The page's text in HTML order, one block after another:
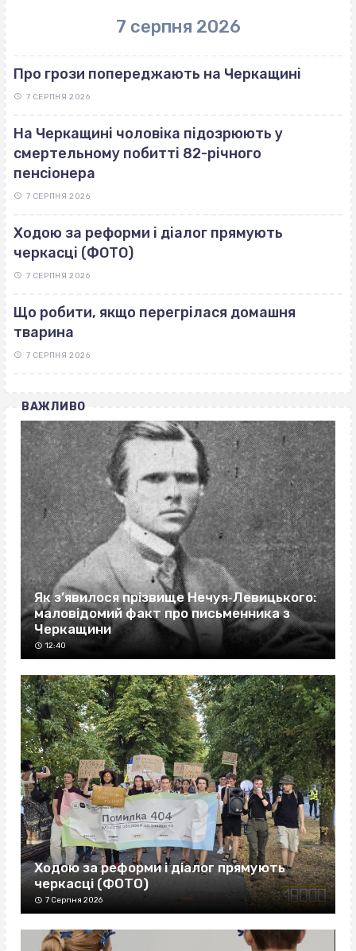
7 серпня 2026
Про грози попереджають на Черкащині
7 СЕРПНЯ 2026
На Черкащині чоловіка підозрюють у
смертельному побитті 82-річного
пенсіонера
7 СЕРПНЯ 2026
Ходою за реформи і діалог прямують
черкасці (ФОТО)
7 СЕРПНЯ 2026
Що робити, якщо перегрілася домашня
тварина
7 СЕРПНЯ 2026
ВАЖЛИВО
Як з’явилося прізвище Нечуя‐Левицького:
маловідомий факт про письменника з
Черкащини
12:40
Ходою за реформи і діалог прямують
черкасці (ФОТО)
7 Серпня 2026